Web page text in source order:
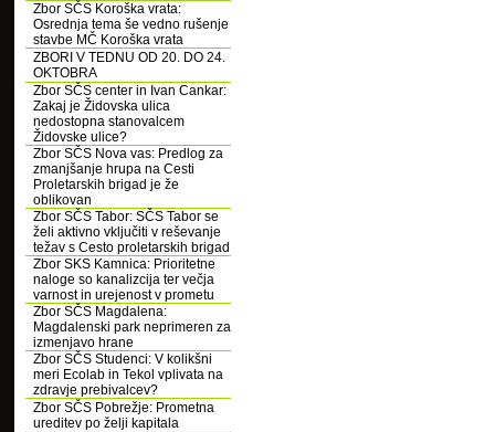
Zbor SČS Koroška vrata:
Osrednja tema še vedno rušenje
stavbe MČ Koroška vrata
ZBORI V TEDNU OD 20. DO 24.
OKTOBRA
Zbor SČS center in Ivan Cankar:
Zakaj je Židovska ulica
nedostopna stanovalcem
Židovske ulice?
Zbor SČS Nova vas: Predlog za
zmanjšanje hrupa na Cesti
Proletarskih brigad je že
oblikovan
Zbor SČS Tabor: SČS Tabor se
želi aktivno vključiti v reševanje
težav s Cesto proletarskih brigad
Zbor SKS Kamnica: Prioritetne
naloge so kanalizcija ter večja
varnost in urejenost v prometu
Zbor SČS Magdalena:
Magdalenski park neprimeren za
izmenjavo hrane
Zbor SČS Studenci: V kolikšni
meri Ecolab in Tekol vplivata na
zdravje prebivalcev?
Zbor SČS Pobrežje: Prometna
ureditev po želji kapitala